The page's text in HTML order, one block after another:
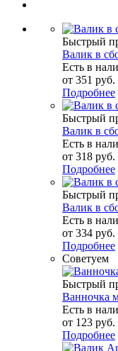
Быстрый
Валик в
Есть в
от 351 руб.
Подробнее
Быстрый
Валик в
Есть в
от 318 руб.
Подробнее
Быстрый
Валик в
Есть в
от 334 руб.
Подробнее
Советуем
Быстрый
Ванночка
Есть в
от 123 руб.
Подробнее